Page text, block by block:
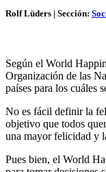
Rolf Lüders | Sección:
Según el World
Organización de las
países para los cuáles
No es fácil definir la
objetivo que todos
una mayor felicidad y
Pues bien, el World